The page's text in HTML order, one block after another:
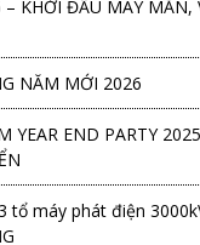
NĂM MỚI 2026
YEAR END PARTY
tổ máy phát điện